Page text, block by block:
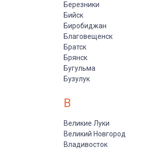
Березники
Бийск
Биробиджан
Благовещенск
Братск
Брянск
Бугульма
Бузулук
В
Великие Луки
Великий Новгород
Владивосток